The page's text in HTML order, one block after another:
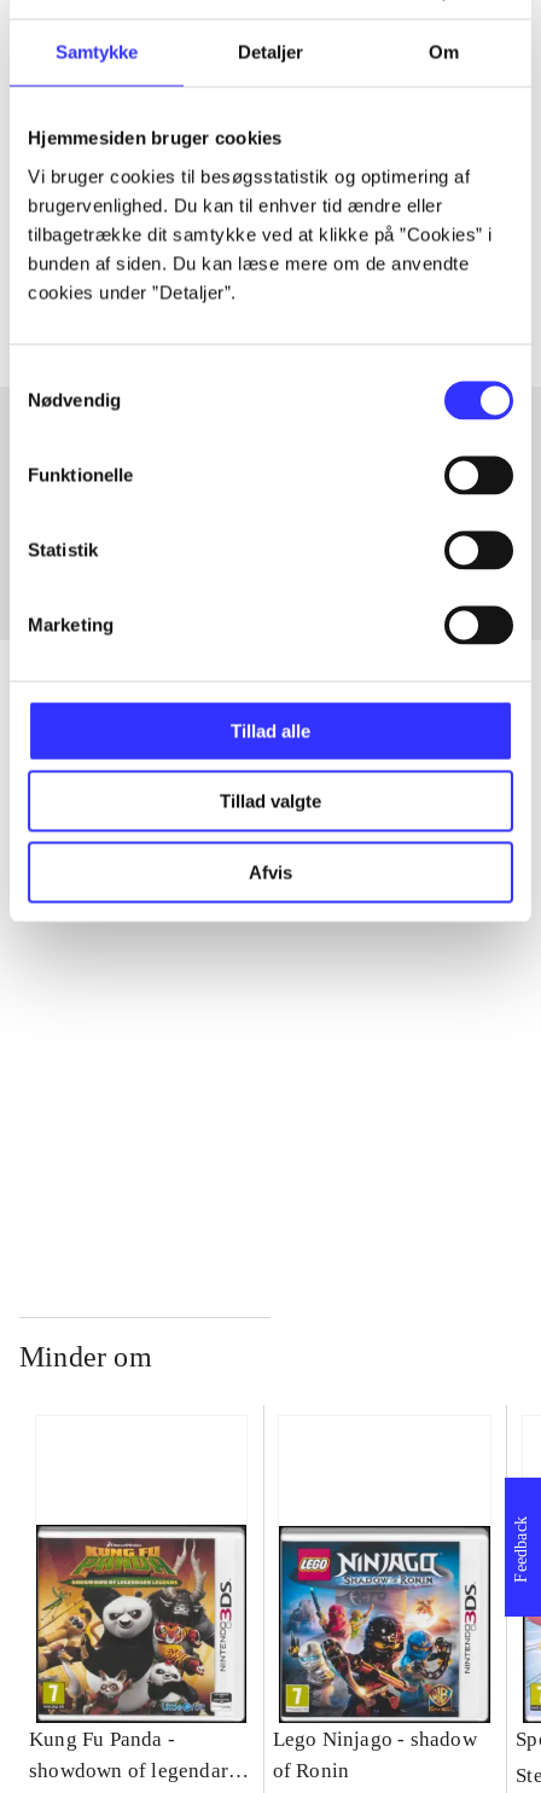
Samtykke Detaljer Om
Hjemmesiden bruger cookies
Vi bruger cookies til besøgsstatistik og optimering af
brugervenlighed. Du kan til enhver tid ændre eller
tilbagetrække dit samtykke ved at klikke på ”Cookies” i
bunden af siden. Du kan læse mere om de anvendte
cookies under ”Detaljer”.
Nødvendig
Funktionelle
Statistik
Marketing
Tillad alle
Tillad valgte
Afvis
Artiklen er en del af
lorem ipsum dolor sit amet ...
Tidsskrift
Artiklerne i handler ofte om
Artikler med samme emner
Artikler
Alle registrerede artikler fordelt på udgivelser
Minder om
Kung Fu Panda -
showdown of legendary
Lego Ninjago - shadow
of Ronin
Feedback